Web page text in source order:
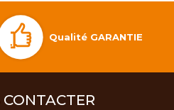
Qualité GARANTIE
CONTACTER